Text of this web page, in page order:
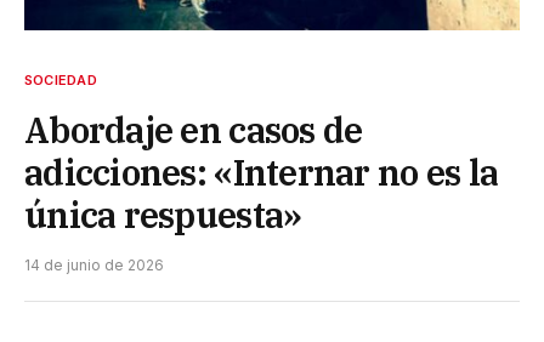
SOCIEDAD
Abordaje en casos de
adicciones: «Internar no es la
única respuesta»
14 de junio de 2026